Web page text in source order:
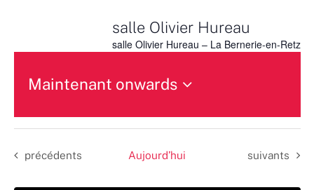
salle Olivier Hureau
salle Olivier Hureau – La Bernerie-en-Retz
Maintenant onwards
une
date.
Évènements
précédents Aujourd’hui Évènements
suivants